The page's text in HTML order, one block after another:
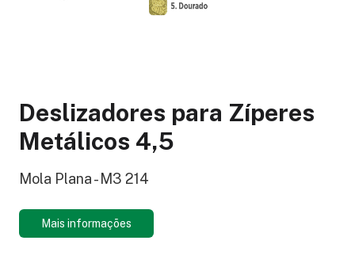
Deslizadores para Zíperes
Metálicos 4,5
Mola Plana - M3 214
Mais informações